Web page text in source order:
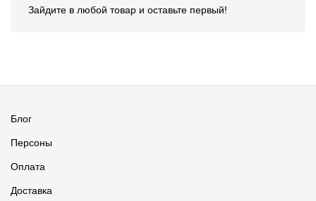
Зайдите в любой товар и оставьте первый!
Блог
Персоны
Оплата
Доставка